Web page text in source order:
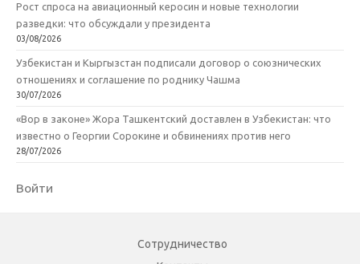
Рост спроса на авиационный керосин и новые технологии
разведки: что обсуждали у президента
03/08/2026
Узбекистан и Кыргызстан подписали договор о союзнических
отношениях и соглашение по роднику Чашма
30/07/2026
«Вор в законе» Жора Ташкентский доставлен в Узбекистан: что
известно о Георгии Сорокине и обвинениях против него
28/07/2026
Войти
Сотрудничество